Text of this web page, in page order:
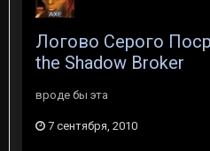
Логово Серого
the Shadow Broker
вроде бы эта
7 сентября, 2010